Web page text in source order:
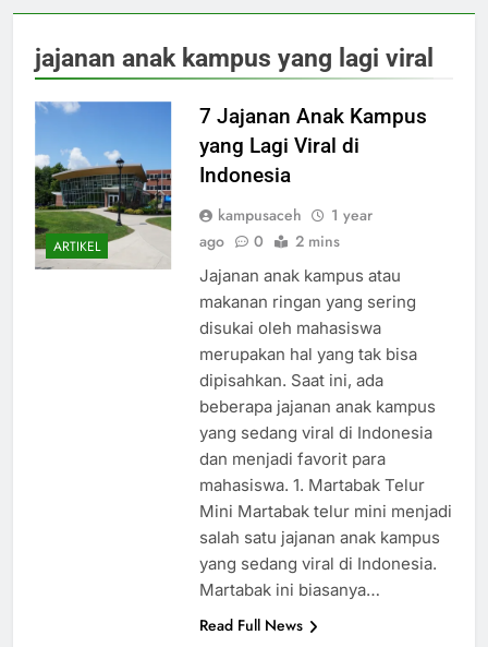
jajanan anak kampus yang lagi viral
ARTIKEL
7 Jajanan Anak Kampus
yang Lagi Viral di
Indonesia
kampusaceh
1 year
ago
0 2 mins
Jajanan anak kampus atau
makanan ringan yang sering
disukai oleh mahasiswa
merupakan hal yang tak bisa
dipisahkan. Saat ini, ada
beberapa jajanan anak kampus
yang sedang viral di Indonesia
dan menjadi favorit para
mahasiswa. 1. Martabak Telur
Mini Martabak telur mini menjadi
salah satu jajanan anak kampus
yang sedang viral di Indonesia.
Martabak ini biasanya…
Read Full News